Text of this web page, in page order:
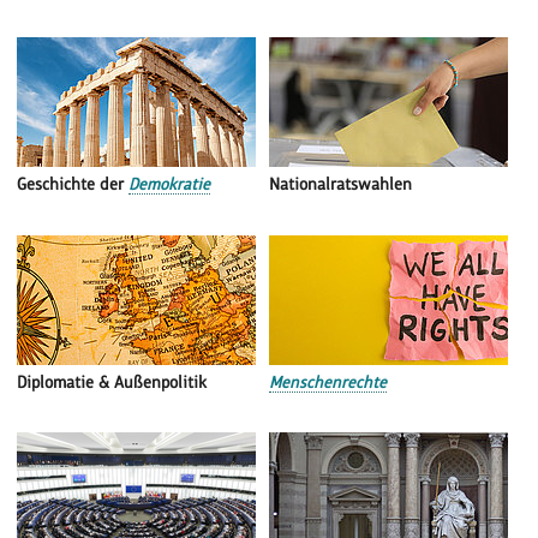
Geschichte der Demokratie Nationalratswahlen
Diplomatie & Außenpolitik Menschenrechte